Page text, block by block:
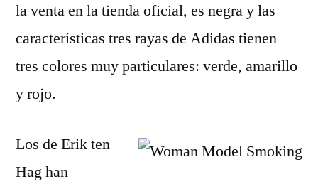
la venta en la tienda oficial, es negra y las
características tres rayas de Adidas tienen
tres colores muy particulares: verde, amarillo
y rojo.
Los de Erik ten
Hag han